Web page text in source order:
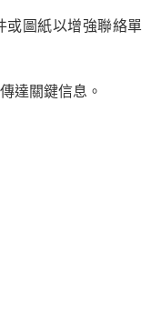
或圖紙以增強聯絡單
達關鍵信息。